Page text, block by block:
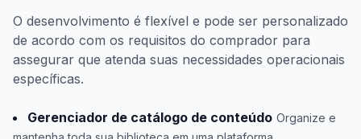
O desenvolvimento é flexível e pode ser personalizado
de acordo com os requisitos do comprador para
assegurar que atenda suas necessidades operacionais
específicas.
Gerenciador de catálogo de conteúdo Organize e